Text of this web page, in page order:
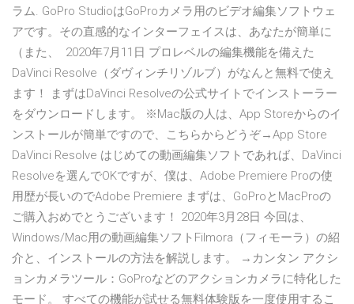
ラム. GoPro StudioはGoProカメラ用のビデオ編集ソフトウェ
アです。その直感的なインターフェイスは、あなたが簡単に
（また、 2020年7月11日 プロレベルの編集機能を備えた
DaVinci Resolve（ダヴィンチリゾルブ）がなんと無料で使え
ます！ まずはDaVinci Resolveの公式サイトでインストーラー
をダウンロードします。 ※Mac版の人は、App Storeからのイ
ンストールが簡単ですので、こちらからどうぞ→App Store
DaVinci Resolve はじめての動画編集ソフトであれば、DaVinci
Resolveを選んでOKですが、僕は、Adobe Premiere Proの使
用歴が長いのでAdobe Premiere まずは、GoProとMacProの
ご購入おめでとうございます！ 2020年3月28日 今回は、
Windows/Mac用の動画編集ソフトFilmora（フィモーラ）の紹
介と、インストールの方法を解説します。 →カンタン アクシ
ョンカメラツール：GoProなどのアクションカメラに特化した
モード。 すべての機能が試せる無料体験版を一度使用するこ